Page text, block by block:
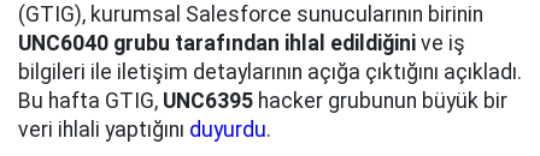
(GTIG), kurumsal Salesforce sunucularının birinin
UNC6040 grubu tarafından ihlal edildiğini ve iş
bilgileri ile iletişim detaylarının açığa çıktığını açıkladı.
Bu hafta GTIG, UNC6395 hacker grubunun büyük bir
veri ihlali yaptığını duyurdu.